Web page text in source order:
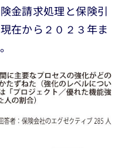
金請求処理と保険引
在から２０２３年ま